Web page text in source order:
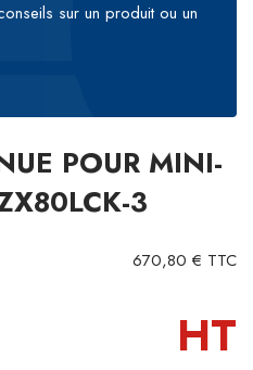
sur un produit ou un
POUR MINI-
3
670,80 € TTC
HT